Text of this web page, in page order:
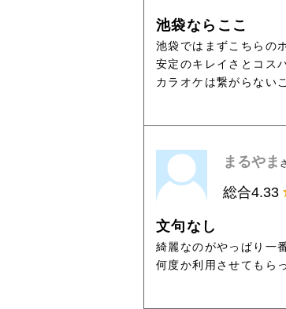
池袋ならここ
池袋ではまずこちらの
安定のキレイさとコス
カラオケは繋がらない
まるやま
総合4.33
文句なし
綺麗なのがやっぱり一
何度か利用させてもら